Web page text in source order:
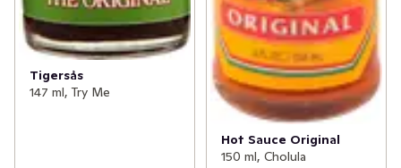
Tigersås
147 ml, Try Me
Hot Sauce Original
150 ml, Cholula